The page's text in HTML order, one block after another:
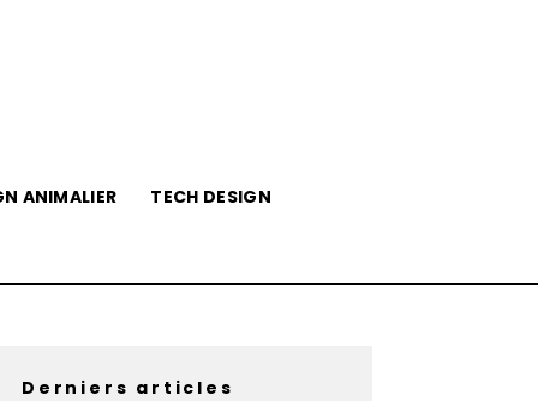
ANIMALIER TECH DESIGN
Derniers articles